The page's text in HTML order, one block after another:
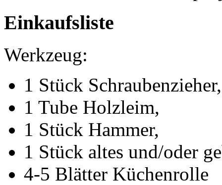
Einkaufsliste
Werkzeug:
1 Stück Schraubenzieher,
1 Tube Holzleim,
1 Stück Hammer,
1 Stück altes und/oder
4-5 Blätter Küchenrolle